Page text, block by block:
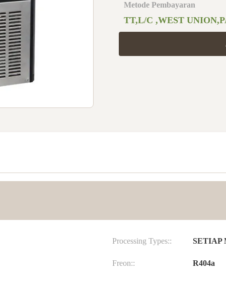
Metode Pembayaran
TT,L/C ,WEST
Processing Types:: SETIAP
Freon:: R404a